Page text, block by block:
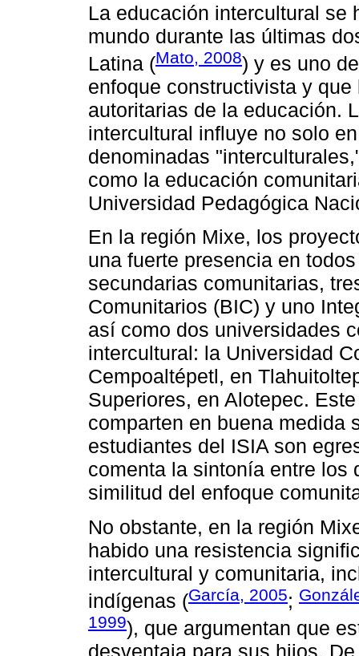
La educación intercultural se
mundo durante las últimas
Latina (Mato, 2008) y es uno
enfoque constructivista y
autoritarias de la educación.
intercultural influye no solo
denominadas
como la educación
Universidad Pedagógica
En la región Mixe, los
una fuerte presencia en
secundarias comunitarias,
Comunitarios (BIC) y uno
así como dos universidades
intercultural: la Universidad
Cempoaltépetl, en
Superiores, en Alotepec.
comparten en buena medida
estudiantes del ISIA son
comenta la sintonía entre los
similitud del enfoque
No obstante, en la región
habido una resistencia
intercultural y comunitaria,
indígenas (García, 2005;
1999), que argumentan que
desventaja para sus hijos.